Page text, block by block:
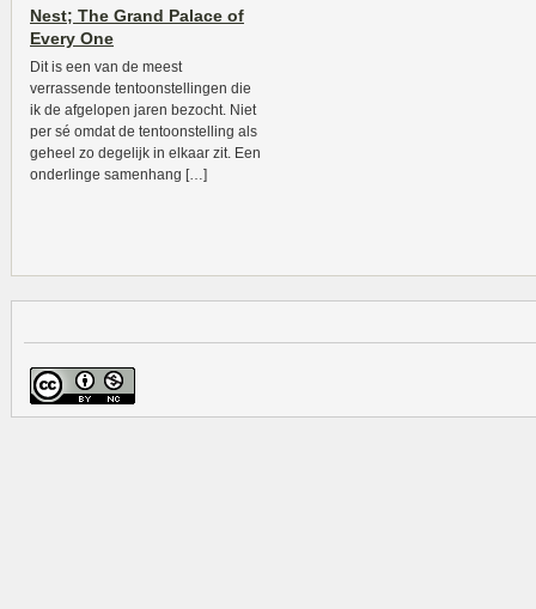
Nest; The Grand Palace of
Every One
Dit is een van de meest
verrassende tentoonstellingen die
ik de afgelopen jaren bezocht. Niet
per sé omdat de tentoonstelling als
geheel zo degelijk in elkaar zit. Een
onderlinge samenhang […]